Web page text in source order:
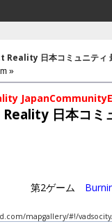
Reality 日本コミュニティ
»
日本コミ
2ゲーム
mapgallery/#!/